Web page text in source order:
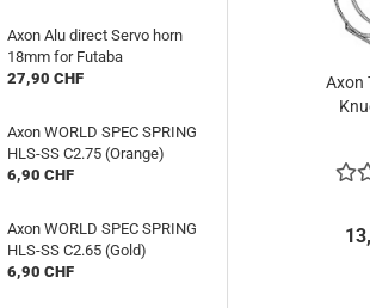
Axon
Axon Alu direct Servo horn
18mm for Futaba
27,90 CHF
Axon WORLD SPEC SPRING
HLS-SS C2.75 (Orange)
6,90 CHF
Axon WORLD SPEC SPRING
HLS-SS C2.65 (Gold)
6,90 CHF